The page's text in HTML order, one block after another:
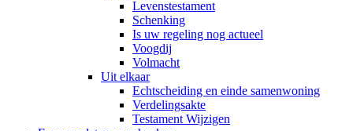
Levenstestament
Schenking
Is uw regeling nog actueel
Voogdij
Volmacht
Uit elkaar
Echtscheiding en einde samenwoning
Verdelingsakte
Testament Wijzigen